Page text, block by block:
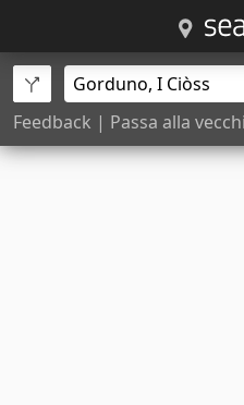
Feedback | Passa alla